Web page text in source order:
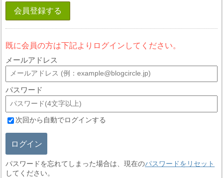
会員登録する
既に会員の方は下記よりログインしてください。
メールアドレス
パスワード
次回から自動でログインする
ログイン
パスワードを忘れてしまった場合は、現在のパスワードをリセット
してください。